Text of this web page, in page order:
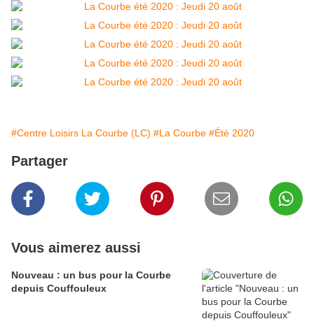
#Centre Loisirs La Courbe (LC) #La Courbe #Été 2020
Partager
Vous aimerez aussi
Nouveau : un bus pour la Courbe
depuis Couffouleux